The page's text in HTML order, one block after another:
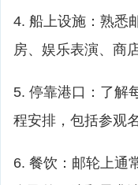
4. 船上设施：熟悉
房、娱乐表演、商
5. 停靠港口：了解
程安排，包括参观
6. 餐饮：邮轮上通